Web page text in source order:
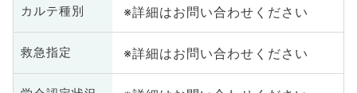
カルテ種別 ※詳細はお問い合わせください
救急指定 ※詳細はお問い合わせください